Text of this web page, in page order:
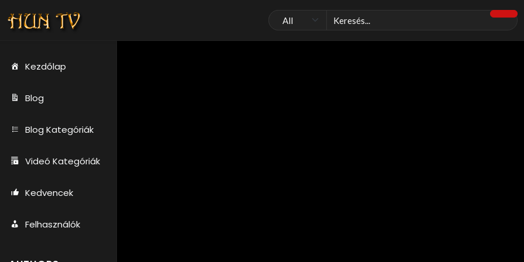
Kezdőlap
Blog
Blog Kategóriák
Videó Kategóriák
Kedvencek
Felhasználók